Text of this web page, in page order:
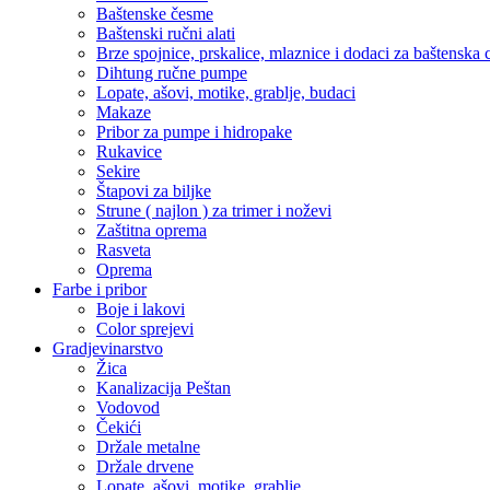
Baštenske česme
Baštenski ručni alati
Brze spojnice, prskalice, mlaznice i dodaci za baštenska
Dihtung ručne pumpe
Lopate, ašovi, motike, grablje, budaci
Makaze
Pribor za pumpe i hidropake
Rukavice
Sekire
Štapovi za biljke
Strune ( najlon ) za trimer i noževi
Zaštitna oprema
Rasveta
Oprema
Farbe i pribor
Boje i lakovi
Color sprejevi
Gradjevinarstvo
Žica
Kanalizacija Peštan
Vodovod
Čekići
Držale metalne
Držale drvene
Lopate, ašovi, motike, grablje,